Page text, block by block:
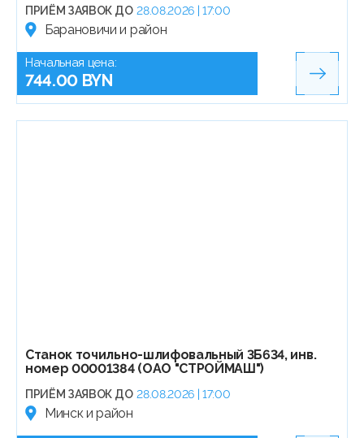
ПРИЁМ ЗАЯВОК ДО 28.08.2026 | 17:00
Барановичи и район
Начальная цена:
744.00 BYN
Станок точильно-шлифовальный 3Б634, инв.
номер 00001384 (ОАО "СТРОЙМАШ")
ПРИЁМ ЗАЯВОК ДО 28.08.2026 | 17:00
Минск и район